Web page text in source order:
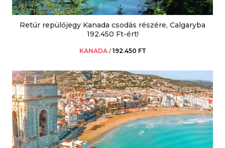
Retúr repülőjegy Kanada csodás részére, Calgaryba
192.450 Ft-ért!
KANADA /192.450 FT